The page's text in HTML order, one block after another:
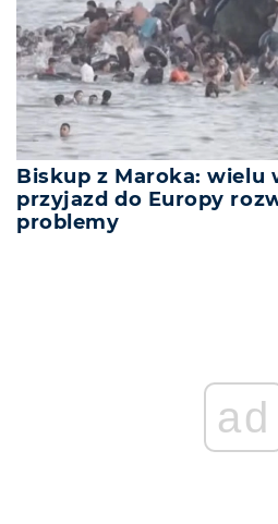
Biskup z Maroka: wielu
przyjazd do Europy
problemy
ad